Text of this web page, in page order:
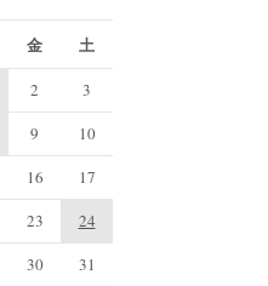
金 土
2
3
9
10
16
17
23
24
30 31